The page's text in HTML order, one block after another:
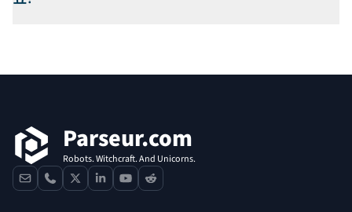
Parseur.com
Robots. Witchcraft. And Unicorns.
contactphone
x linkedinyoutube
reddit